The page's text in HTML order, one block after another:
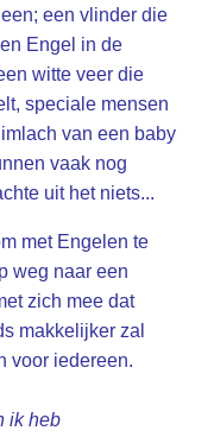
een vlinder die
Engel in de
witte veer die
speciale mensen
van een baby
vaak nog
uit het niets...
met Engelen te
weg naar een
zich mee dat
makkelijker zal
voor iedereen.
ik heb